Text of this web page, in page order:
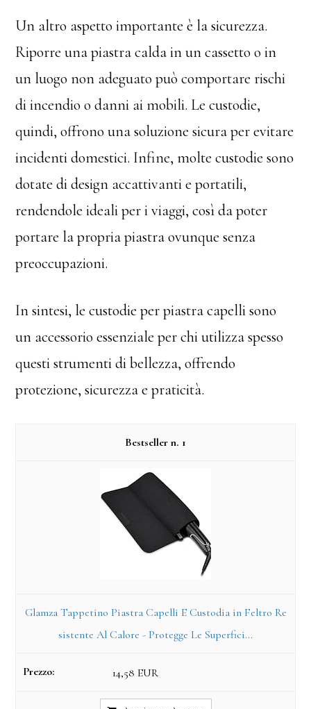
Un altro aspetto importante è la sicurezza.
Riporre una piastra calda in un cassetto o in
un luogo non adeguato può comportare rischi
di incendio o danni ai mobili. Le custodie,
quindi, offrono una soluzione sicura per evitare
incidenti domestici. Infine, molte custodie sono
dotate di design accattivanti e portatili,
rendendole ideali per i viaggi, così da poter
portare la propria piastra ovunque senza
preoccupazioni.
In sintesi, le custodie per piastra capelli sono
un accessorio essenziale per chi utilizza spesso
questi strumenti di bellezza, offrendo
protezione, sicurezza e praticità.
1
Glamza Tappetino Piastra Capelli E Custodia in Feltro Re
sistente Al Calore - Protegge Le Superfici...
14,58 EUR